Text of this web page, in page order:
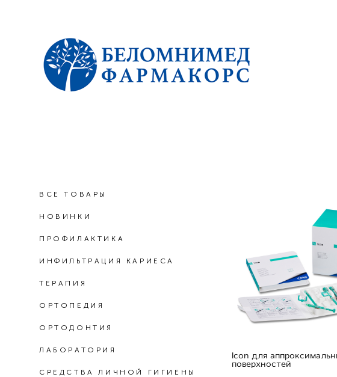
ВСЕ ТОВАРЫ
НОВИНКИ
ПРОФИЛАКТИКА
ИНФИЛЬТРАЦИЯ КАРИЕСА
ТЕРАПИЯ
ОРТОПЕДИЯ
ОРТОДОНТИЯ
ЛАБОРАТОРИЯ
СРЕДСТВА ЛИЧНОЙ ГИГИЕНЫ
Icon для
поверхностей